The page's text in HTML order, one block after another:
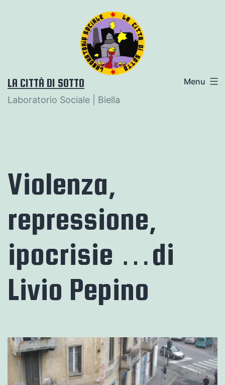
LA CITTÀ DI SOTTO
Laboratorio Sociale | Biella
Menu
Violenza,
repressione,
ipocrisie …di
Livio Pepino